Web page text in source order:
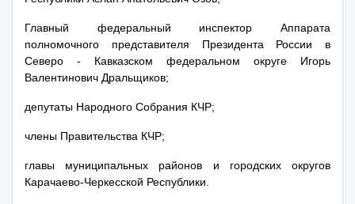
Главный федеральный инспектор Аппарата
полномочного представителя Президента России в
Северо - Кавказском федеральном округе Игорь
Валентинович Дральщиков;
депутаты Народного Собрания КЧР;
члены Правительства КЧР;
главы муниципальных районов и городских округов
Карачаево-Черкесской Республики.